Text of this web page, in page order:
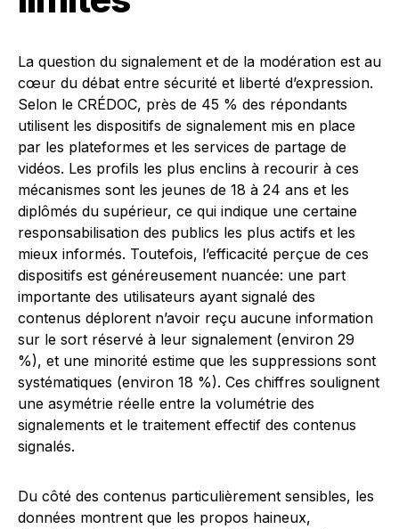
La question du signalement et de la modération est au
cœur du débat entre sécurité et liberté d’expression.
Selon le CRÉDOC, près de 45 % des répondants
utilisent les dispositifs de signalement mis en place
par les plateformes et les services de partage de
vidéos. Les profils les plus enclins à recourir à ces
mécanismes sont les jeunes de 18 à 24 ans et les
diplômés du supérieur, ce qui indique une certaine
responsabilisation des publics les plus actifs et les
mieux informés. Toutefois, l’efficacité perçue de ces
dispositifs est généreusement nuancée: une part
importante des utilisateurs ayant signalé des
contenus déplorent n’avoir reçu aucune information
sur le sort réservé à leur signalement (environ 29
%), et une minorité estime que les suppressions sont
systématiques (environ 18 %). Ces chiffres soulignent
une asymétrie réelle entre la volumétrie des
signalements et le traitement effectif des contenus
signalés.
Du côté des contenus particulièrement sensibles, les
données montrent que les propos haineux,